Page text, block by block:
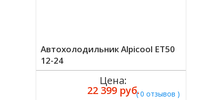
Автохолодильник Alpicool ET50
12-24
( 0 отзывов )
Цена:
22 399 руб.